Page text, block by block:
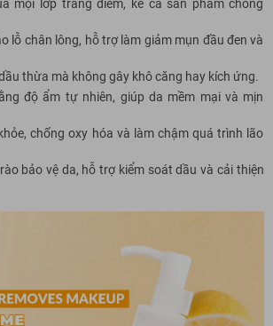
mọi lớp trang điểm, kể cả sản phẩm chống
lỗ chân lông, hỗ trợ làm giảm mụn đầu đen và
thừa mà không gây khô căng hay kích ứng.
độ ẩm tự nhiên, giúp da mềm mại và mịn
chống oxy hóa và làm chậm quá trình lão
bảo vệ da, hỗ trợ kiểm soát dầu và cải thiện